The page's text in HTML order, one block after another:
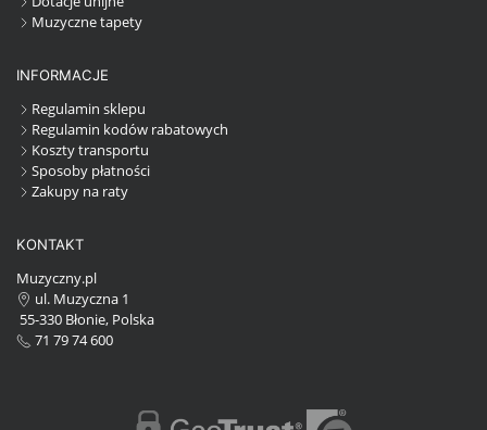
Muzyczne tapety
INFORMACJE
Regulamin sklepu
Regulamin kodów rabatowych
Koszty transportu
Sposoby płatności
Zakupy na raty
KONTAKT
Muzyczny.pl
ul. Muzyczna 1
55-330 Błonie, Polska
71 79 74 600